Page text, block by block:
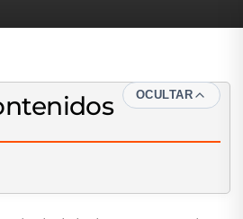
OCULTAR